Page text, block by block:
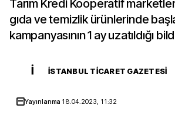
Tarım Kredi Kooperatif
gıda ve temizlik ürünlerinde
kampanyasının 1 ay uzatıldığı
İ İSTANBUL TICARET GAZETESI
Yayınlanma 18.04.2023, 11:32